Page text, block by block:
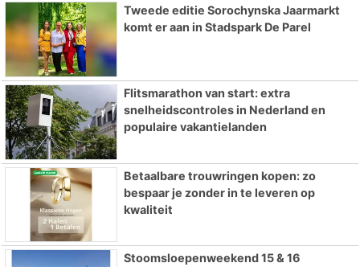
Tweede editie Sorochynska Jaarmarkt
komt er aan in Stadspark De Parel
Flitsmarathon van start: extra
snelheidscontroles in Nederland en
populaire vakantielanden
Betaalbare trouwringen kopen: zo
bespaar je zonder in te leveren op
kwaliteit
Stoomsloepenweekend 15 & 16